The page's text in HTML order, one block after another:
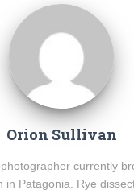
Orion Sullivan
currently
in Patagonia. Rye